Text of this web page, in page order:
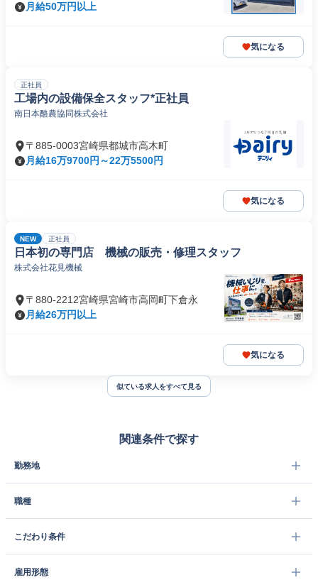
月給50万円以上
気になる
正社員
工場内の設備保全スタッフ*正社員
南日本酪農協同株式会社
〒885-0003宮崎県都城市高木町
月給16万9700円～22万5500円
気になる
NEW 正社員
日本初の専門店 機械の販売・修理スタッフ
株式会社花見機械
〒880-2212宮崎県宮崎市高岡町下倉永
月給26万円以上
気になる
似ている求人をすべて見る
関連条件で探す
勤務地
職種
こだわり条件
雇用形態